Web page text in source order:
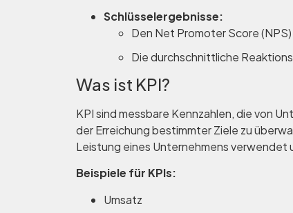
Schlüsselergebnisse:
Den Net Promoter Score
Die durchschnittliche
Was ist KPI?
KPI sind messbare Kennzahlen, die von
der Erreichung bestimmter Ziele zu
Leistung eines Unternehmens verwendet
Beispiele für KPIs:
Umsatz